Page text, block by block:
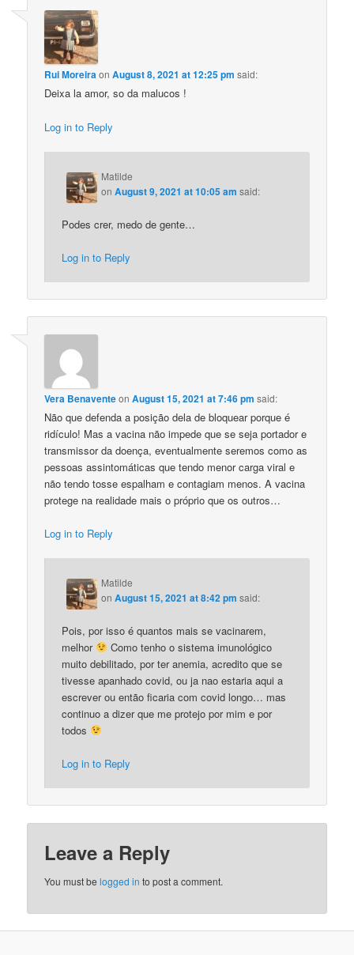
Rui MoreiraonAugust 8, 2021 at 12:25 pm said:
Deixa la amor, so da malucos !
Log in to Reply
Matilde
onAugust 9, 2021 at 10:05 am said:
Podes crer, medo de gente…
Log in to Reply
Vera BenaventeonAugust 15, 2021 at 7:46 pm said:
Não que defenda a posição dela de bloquear porque é
ridículo! Mas a vacina não impede que se seja portador e
transmissor da doença, eventualmente seremos como as
pessoas assintomáticas que tendo menor carga viral e
não tendo tosse espalham e contagiam menos. A vacina
protege na realidade mais o próprio que os outros…
Log in to Reply
Matilde
onAugust 15, 2021 at 8:42 pm said:
Pois, por isso é quantos mais se vacinarem,
melhor
Como tenho o sistema imunológico
muito debilitado, por ter anemia, acredito que se
tivesse apanhado covid, ou ja nao estaria aqui a
escrever ou então ficaria com covid longo… mas
continuo a dizer que me protejo por mim e por
todos
Log in to Reply
Leave a Reply
You must belogged in to post a comment.